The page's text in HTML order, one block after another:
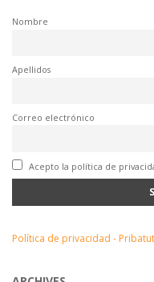
Nombre
Apellidos
Correo electrónico
Acepto la política de
Política de privacidad -